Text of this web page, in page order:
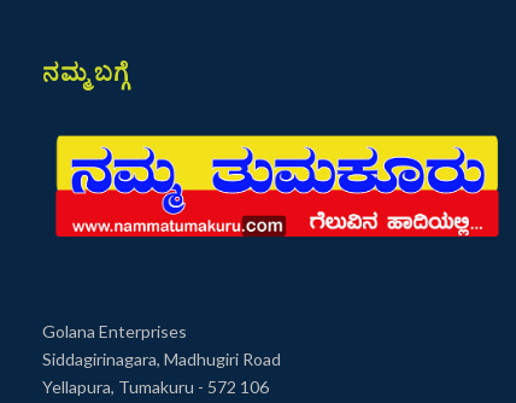
ನಮ್ಮ ಬಗ್ಗೆ
Golana Enterprises
Siddagirinagara, Madhugiri Road
Yellapura, Tumakuru - 572 106